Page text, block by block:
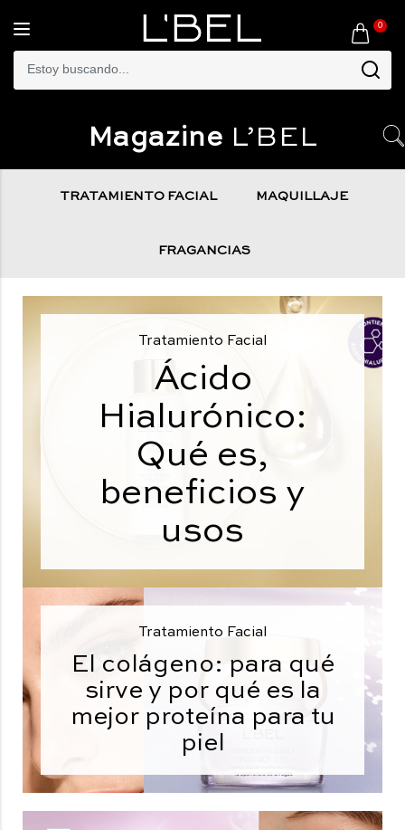
0
Magazine L’BEL
TRATAMIENTO FACIAL MAQUILLAJE
FRAGANCIAS
Tratamiento Facial
Ácido
Hialurónico:
Qué es,
beneficios y
usos
Tratamiento Facial
El colágeno: para qué
sirve y por qué es la
mejor proteína para tu
piel